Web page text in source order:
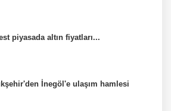
piyasada altın fiyatları...
İnegöl'e ulaşım hamlesi